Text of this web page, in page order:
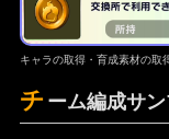
キャラの取得・育成素材の取
チ ーム編成サ